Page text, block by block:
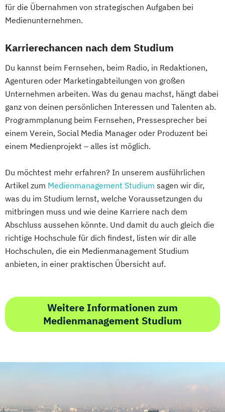
für die Übernahmen von strategischen Aufgaben bei
Medienunternehmen.
Karrierechancen nach dem Studium
Du kannst beim Fernsehen, beim Radio, in Redaktionen,
Agenturen oder Marketingabteilungen von großen
Unternehmen arbeiten. Was du genau machst, hängt dabei
ganz von deinen persönlichen Interessen und Talenten ab.
Programmplanung beim Fernsehen, Pressesprecher bei
einem Verein, Social Media Manager oder Produzent bei
einem Medienprojekt – alles ist möglich.
Du möchtest mehr erfahren? In unserem ausführlichen
Artikel zum Medienmanagement Studium sagen wir dir,
was du im Studium lernst, welche Voraussetzungen du
mitbringen muss und wie deine Karriere nach dem
Abschluss aussehen könnte. Und damit du auch gleich die
richtige Hochschule für dich findest, listen wir dir alle
Hochschulen, die ein Medienmanagement Studium
anbieten, in einer praktischen Übersicht auf.
Weitere Informationen zum
Medienmanagement Studium